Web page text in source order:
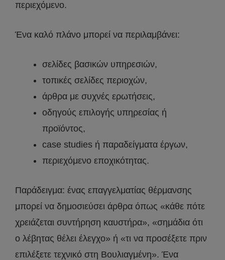
περιεχόμενο.
Ένα καλό πλάνο μπορεί να περιλαμβάνει:
σελίδες βασικών υπηρεσιών,
τοπικές σελίδες περιοχών,
άρθρα με συχνές ερωτήσεις,
οδηγούς επιλογής υπηρεσίας ή
προϊόντος,
case studies ή παραδείγματα έργων,
περιεχόμενο εποχικότητας.
Παράδειγμα: ένας επαγγελματίας θέρμανσης
μπορεί να δημοσιεύσει άρθρα όπως «κάθε πότε
χρειάζεται συντήρηση καυστήρα», «σημάδια ότι
ο λέβητας θέλει έλεγχο» ή «τι να προσέξετε πριν
επιλέξετε τεχνικό στη Βουλιαγμένη». Ένα